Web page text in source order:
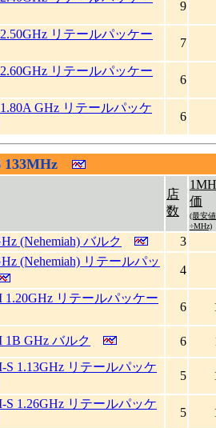
9
2.50GHz リテールパッケー
7
2.60GHz リテールパッケー
6
1.80A GHz リテールパッケ
6
133MHz
店
数
価
(最安値
÷MHz)
(Nehemiah) バルク 3
(Nehemiah) リテールパッ
4
1.20GHz リテールパッケー
6
1B GHz バルク 6
S 1.13GHz リテールパッケ
5
S 1.26GHz リテールパッケ
5